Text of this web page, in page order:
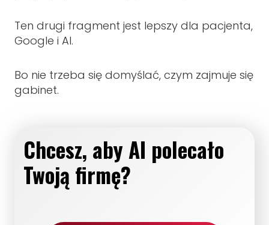
Ten drugi fragment jest lepszy dla pacjenta,
Google i AI.
Bo nie trzeba się domyślać, czym zajmuje się
gabinet.
Chcesz, aby AI polecało
Twoją firmę?